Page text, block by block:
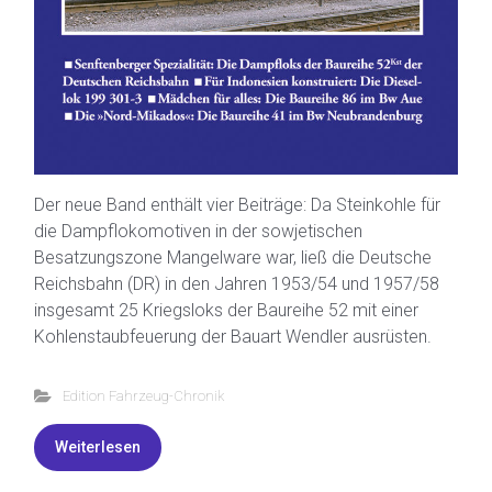
Der neue Band enthält vier Beiträge: Da Steinkohle für
die Dampflokomotiven in der sowjetischen
Besatzungszone Mangelware war, ließ die Deutsche
Reichsbahn (DR) in den Jahren 1953/54 und 1957/58
insgesamt 25 Kriegsloks der Baureihe 52 mit einer
Kohlenstaubfeuerung der Bauart Wendler ausrüsten.
Edition Fahrzeug-Chronik
Weiterlesen